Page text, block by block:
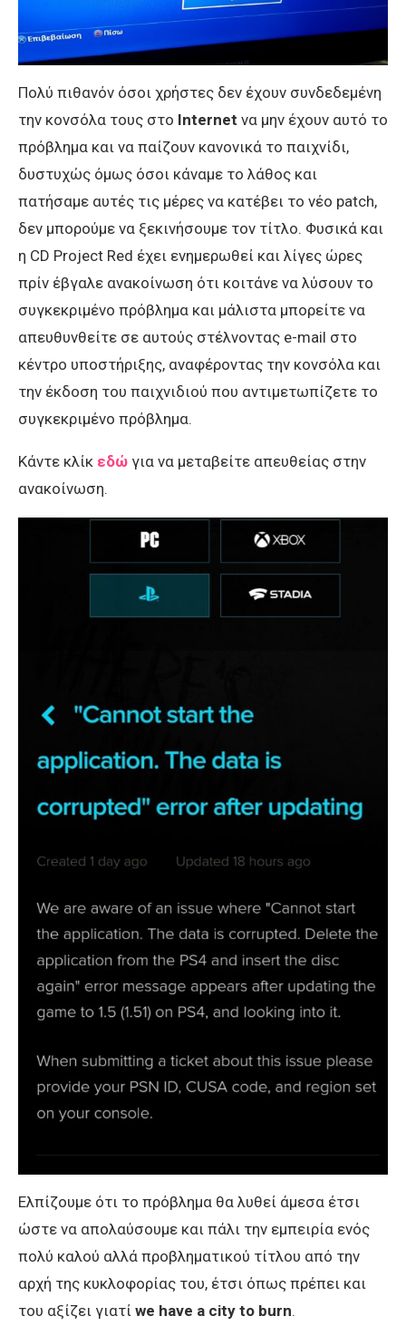
Πολύ πιθανόν όσοι χρήστες δεν έχουν συνδεδεμένη
την κονσόλα τους στο Internet να μην έχουν αυτό το
πρόβλημα και να παίζουν κανονικά το παιχνίδι,
δυστυχώς όμως όσοι κάναμε το λάθος και
πατήσαμε αυτές τις μέρες να κατέβει το νέο patch,
δεν μπορούμε να ξεκινήσουμε τον τίτλο. Φυσικά και
η CD Project Red έχει ενημερωθεί και λίγες ώρες
πρίν έβγαλε ανακοίνωση ότι κοιτάνε να λύσουν το
συγκεκριμένο πρόβλημα και μάλιστα μπορείτε να
απευθυνθείτε σε αυτούς στέλνοντας e-mail στο
κέντρο υποστήριξης, αναφέροντας την κονσόλα και
την έκδοση του παιχνιδιού που αντιμετωπίζετε το
συγκεκριμένο πρόβλημα.
Κάντε κλίκ εδώ για να μεταβείτε απευθείας στην
ανακοίνωση.
Ελπίζουμε ότι το πρόβλημα θα λυθεί άμεσα έτσι
ώστε να απολαύσουμε και πάλι την εμπειρία ενός
πολύ καλού αλλά προβληματικού τίτλου από την
αρχή της κυκλοφορίας του, έτσι όπως πρέπει και
του αξίζει γιατί we have a city to burn.